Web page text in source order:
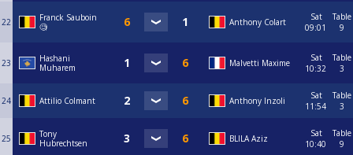
22
Franck Sauboin
🧐
Anthony Colart
Sat
09:01
Table
9
23
Hashani
Muharem
Malvetti Maxime
Sat
10:32
Table
3
24 Attilio Colmant Anthony Inzoli
Sat
11:54
Table
3
25
Tony
Hubrechtsen
BLILA Aziz
Sat
10:40
Table
9